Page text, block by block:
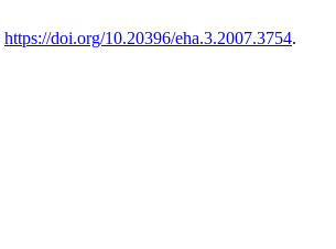
https://doi.org/10.20396/eha.3.2007.3754.